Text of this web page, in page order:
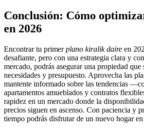
Conclusión: Cómo
en 2026
Encontrar tu primerplano kiralik daire en
desafiante, pero con una estrategia clara y
mercado, podrás asegurar una propiedad que
necesidades y presupuesto. Aprovecha las
mantente informado sobre las tendencias
apartamentos amueblados y contratos
rapidez en un mercado donde la
precios siguen en ascenso. Con paciencia y
tiempo podrás disfrutar de un nuevo hogar en